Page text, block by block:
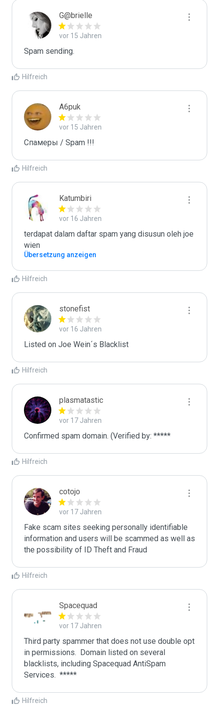
G@brielle
vor 15 Jahren
Spam sending.
Hilfreich
A6puk
vor 15 Jahren
Спамеры / Spam !!!
Hilfreich
Katumbiri
vor 16 Jahren
terdapat dalam daftar spam yang disusun oleh joe
wien
Übersetzung anzeigen
Hilfreich
stonefist
vor 16 Jahren
Listed on Joe Wein´s Blacklist
Hilfreich
plasmatastic
vor 17 Jahren
Confirmed spam domain. (Verified by: *****
Hilfreich
cotojo
vor 17 Jahren
Fake scam sites seeking personally identifiable
information and users will be scammed as well as
the possibility of ID Theft and Fraud
Hilfreich
Spacequad
vor 17 Jahren
Third party spammer that does not use double opt
in permissions.  Domain listed on several
blacklists, including Spacequad AntiSpam
Hilfreich